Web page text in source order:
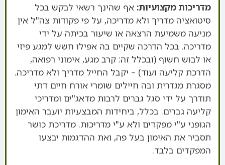
מדריכות מקצועיות: אף שהינך רשאי לבקש בכל
סיטואציה מדריך ולא מדריכה, על פי פקודות צה"ל אין
מניעה משמיעת הרצאה או שיעור בכיתה על ידי
מדריכה. בכל הדרכה שקיים בה אפילו חשש למגע פיזי
או לבוש חשוף (ובכלל זה: קרב מגע, אימוני רפואה,
הדרכת קליעה ועוד) – יקבל החייל מדריך ולא מדריכה.
מסגרת מגדרית ובה חיילים שומרי אורח חיים דתי
תודרך על ידי סגל גברים לרבות מדאג"ים ומדריכי
קליעה גברים. בכלל, ביחידות המבצעיות יועבר האימון
הגופני ע"י מפקדים ולא ע"י מדריכות. מדריכת כושר
תסביר את האימון בעל פה, ואת ההדגמות יבצעו
המפקדים בלבד.